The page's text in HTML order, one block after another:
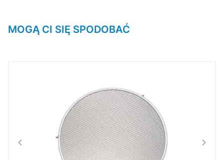
MOGĄ CI SIĘ SPODOBAĆ